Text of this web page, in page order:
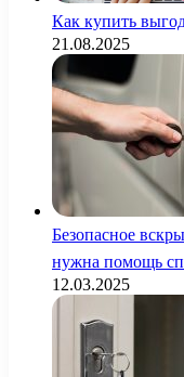
Как купить
21.08.2025
Безопасное
нужна помощь
12.03.2025